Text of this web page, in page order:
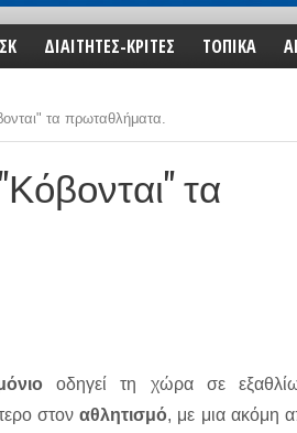
ΔΙΑΙΤΗΤΕΣ-ΚΡΙΤΕΣ ΤΟΠΙΚΑ
τα πρωταθλήματα.
τα
οδηγεί τη χώρα σε
στοναθλητισμό, με μια ακόμη